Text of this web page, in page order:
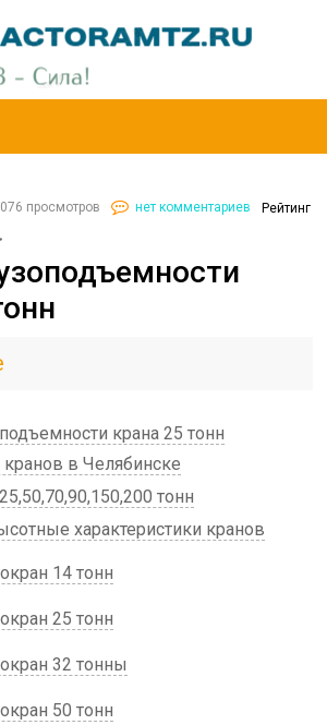
просмотров нет комментариев Рейтинг
крана 25 тонн
в Челябинске
тонн
характеристики кранов
14 тонн
25 тонн
32 тонны
50 тонн